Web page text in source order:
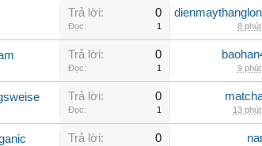
Trả lời: 0
Đọc: 1 8
Trả lời: 0
Đọc: 1 9
Trả lời: 0
Đọc: 1 13
Trả lời: 0